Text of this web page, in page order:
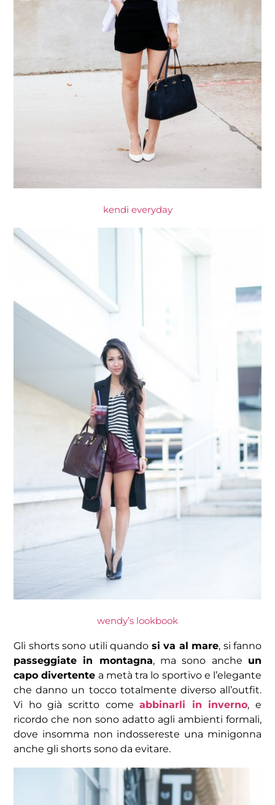
kendi everyday
wendy’s lookbook
Gli shorts sono utili quando si va al mare, si fanno
passeggiate in montagna, ma sono anche un
capo divertente a metà tra lo sportivo e l’elegante
che danno un tocco totalmente diverso all’outfit.
Vi ho già scritto comeabbinarli in inverno, e
ricordo che non sono adatto agli ambienti formali,
dove insomma non indossereste una minigonna
anche gli shorts sono da evitare.